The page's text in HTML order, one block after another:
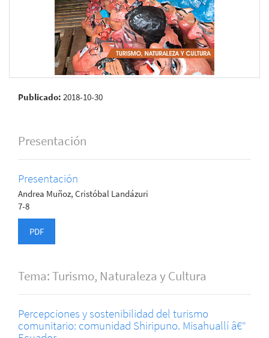
Publicado: 2018-10-30
Presentación
Presentación
Andrea Muñoz, Cristóbal Landázuri
7-8
PDF
Tema: Turismo, Naturaleza y Cultura
Percepciones y sostenibilidad del turismo
comunitario: comunidad Shiripuno. Misahuallí â€“